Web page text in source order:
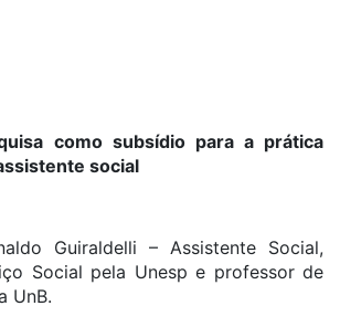
como subsídio para a prática
social
Guiraldelli – Assistente Social,
Social pela Unesp e professor de
UnB.